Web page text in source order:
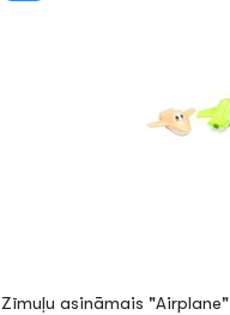
Zīmuļu asināmais "Airplane"